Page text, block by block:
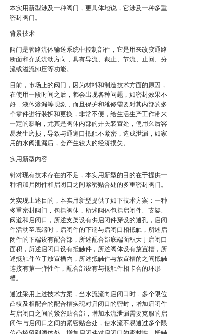
本实用新型涉及一种阀门，更具体地说，它涉及一种多重
密封阀门。
背景技术
阀门是管路流体输送系统中控制部件，它是用来改变通路
断面和介质流动方向，具有导流、截止、节流、止回、分
流或溢流卸压等功能。
目前，市场上的阀门，因为材料和制造技术方面的原因，
在使用一段时间之后，都会出现各种问题，如密封效果不
好，液体渗漏等现象，而且保护和维修需要对其内部的多
个零件进行装拆和更换，非常不便，给生活生产工作带来
一定的影响，尤其是阀体内部的开关装置处，使用久后容
易发生磨损，导致与通道口抵触不紧密，造成泄漏，如家
用的水阀泄漏后，会产生较大的经济损失。
实用新型内容
针对现有技术存在的不足，本实用新型的目的在于提供一
种增加启闭件和启闭口之间紧密贴合处的多重密封阀门。
为实现上述目的，本实用新型提供了如下技术方案：一种
多重密封阀门，包括阀体，所述阀体包括启闭件、支架、
阀道和启闭口，所述支架设有供启闭件穿设的通孔，启闭
件活动至底端时，启闭件的下端与启闭口相抵触，所述启
闭件的下端设有配合部，所述配合部底端面积大于启闭口
面积，所述启闭口设有抵触件，所述阀体设有放置槽，所
述抵触件位于放置槽内，所述抵触件与放置槽的之间抵触
连接有第一弹性件，配合部设有与抵触件相卡合的环形
槽。
通过采用上述技术方案，当水流流向启闭口时，多个限位
凸棱及相配合的配合槽实现对启闭口的密封，增加启闭件
与启闭口之间的紧密贴合部，增加水流泄漏需要克服的启
闭件与启闭口之间的紧密贴合处，使水流不易通过多个限